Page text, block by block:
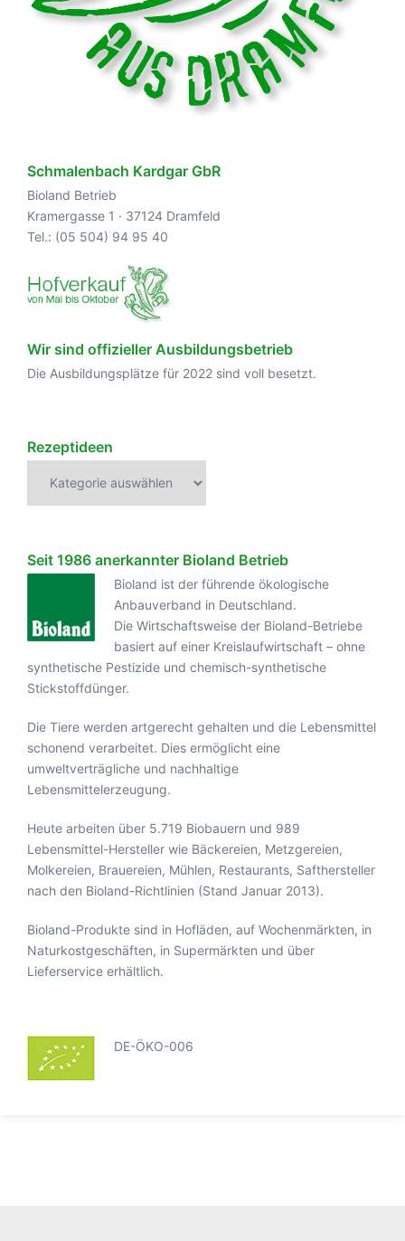
Schmalenbach Kardgar GbR
Bioland Betrieb
Kramergasse 1 · 37124 Dramfeld
Tel.: (05 504) 94 95 40
Wir sind offizieller Ausbildungsbetrieb
Die Ausbildungsplätze für 2022 sind voll besetzt.
Rezeptideen
Seit 1986 anerkannter Bioland Betrieb
Bioland ist der führende ökologische
Anbauverband in Deutschland.
Die Wirtschaftsweise der Bioland-Betriebe
basiert auf einer Kreislaufwirtschaft – ohne
synthetische Pestizide und chemisch-synthetische
Stickstoffdünger.
Die Tiere werden artgerecht gehalten und die Lebensmittel
schonend verarbeitet. Dies ermöglicht eine
umweltverträgliche und nachhaltige
Lebensmittelerzeugung.
Heute arbeiten über 5.719 Biobauern und 989
Lebensmittel-Hersteller wie Bäckereien, Metzgereien,
Molkereien, Brauereien, Mühlen, Restaurants, Safthersteller
nach den Bioland-Richtlinien (Stand Januar 2013).
Bioland-Produkte sind in Hofläden, auf Wochenmärkten, in
Naturkostgeschäften, in Supermärkten und über
Lieferservice erhältlich.
DE-ÖKO-006